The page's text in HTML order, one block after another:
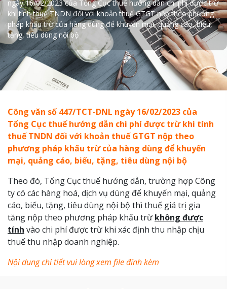
ngày 16/02/2023 của Tổng Cục thuế hướng dẫn chi phí được trừ
khi tính thuế TNDN đối với khoản thuế GTGT nộp theo phương
pháp khấu trừ của hàng dùng để khuyến mại, quảng cáo, biếu,
tặng, tiêu dùng nội bộ
Công văn số 447/TCT-DNL ngày 16/02/2023 của
Tổng Cục thuế hướng dẫn chi phí được trừ khi tính
thuế TNDN đối với khoản thuế GTGT nộp theo
phương pháp khấu trừ của hàng dùng để khuyến
mại, quảng cáo, biếu, tặng, tiêu dùng nội bộ
Theo đó, Tổng Cục thuế hướng dẫn, trường hợp Công
ty có các hàng hoá, dịch vụ dùng để khuyến mại, quảng
cáo, biếu, tặng, tiêu dùng nội bộ thì thuế giá trị gia
tăng nộp theo phương pháp khấu trừ không được
tính vào chi phí được trừ khi xác định thu nhập chịu
thuế thu nhập doanh nghiệp.
Nội dung chi tiết vui lòng xem file đính kèm